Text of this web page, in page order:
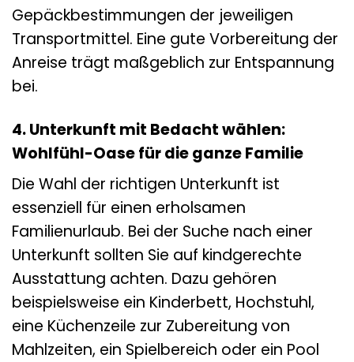
Gepäckbestimmungen der jeweiligen
Transportmittel. Eine gute Vorbereitung der
Anreise trägt maßgeblich zur Entspannung
bei.
4. Unterkunft mit Bedacht wählen:
Wohlfühl-Oase für die ganze Familie
Die Wahl der richtigen Unterkunft ist
essenziell für einen erholsamen
Familienurlaub. Bei der Suche nach einer
Unterkunft sollten Sie auf kindgerechte
Ausstattung achten. Dazu gehören
beispielsweise ein Kinderbett, Hochstuhl,
eine Küchenzeile zur Zubereitung von
Mahlzeiten, ein Spielbereich oder ein Pool